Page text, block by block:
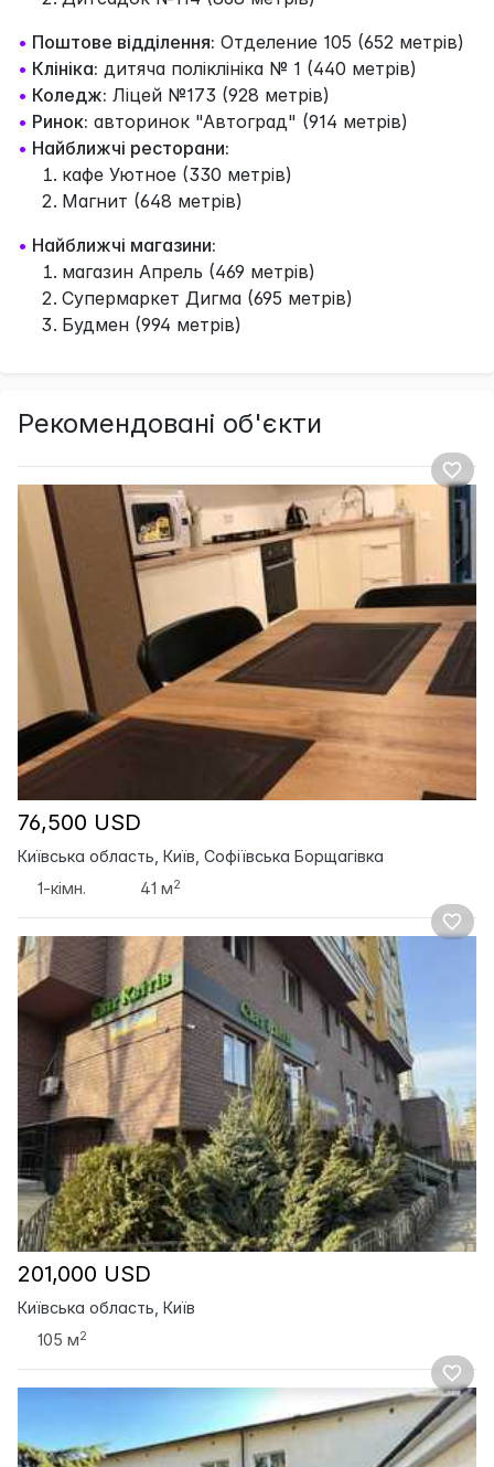
• Поштове відділення: Отделение 105 (652 метрів)
• Клініка: дитяча поліклініка № 1 (440 метрів)
• Коледж: Ліцей №173 (928 метрів)
• Ринок: авторинок "Автоград" (914 метрів)
• Найближчі ресторани:
кафе Уютное (330 метрів)
Магнит (648 метрів)
• Найближчі магазини:
магазин Апрель (469 метрів)
Супермаркет Дигма (695 метрів)
Будмен (994 метрів)
Рекомендовані об'єкти
76,500 USD
Київська область, Київ, Софіївська Борщагівка
1-кімн.
41 м2
201,000 USD
Київська область, Київ
105 м2